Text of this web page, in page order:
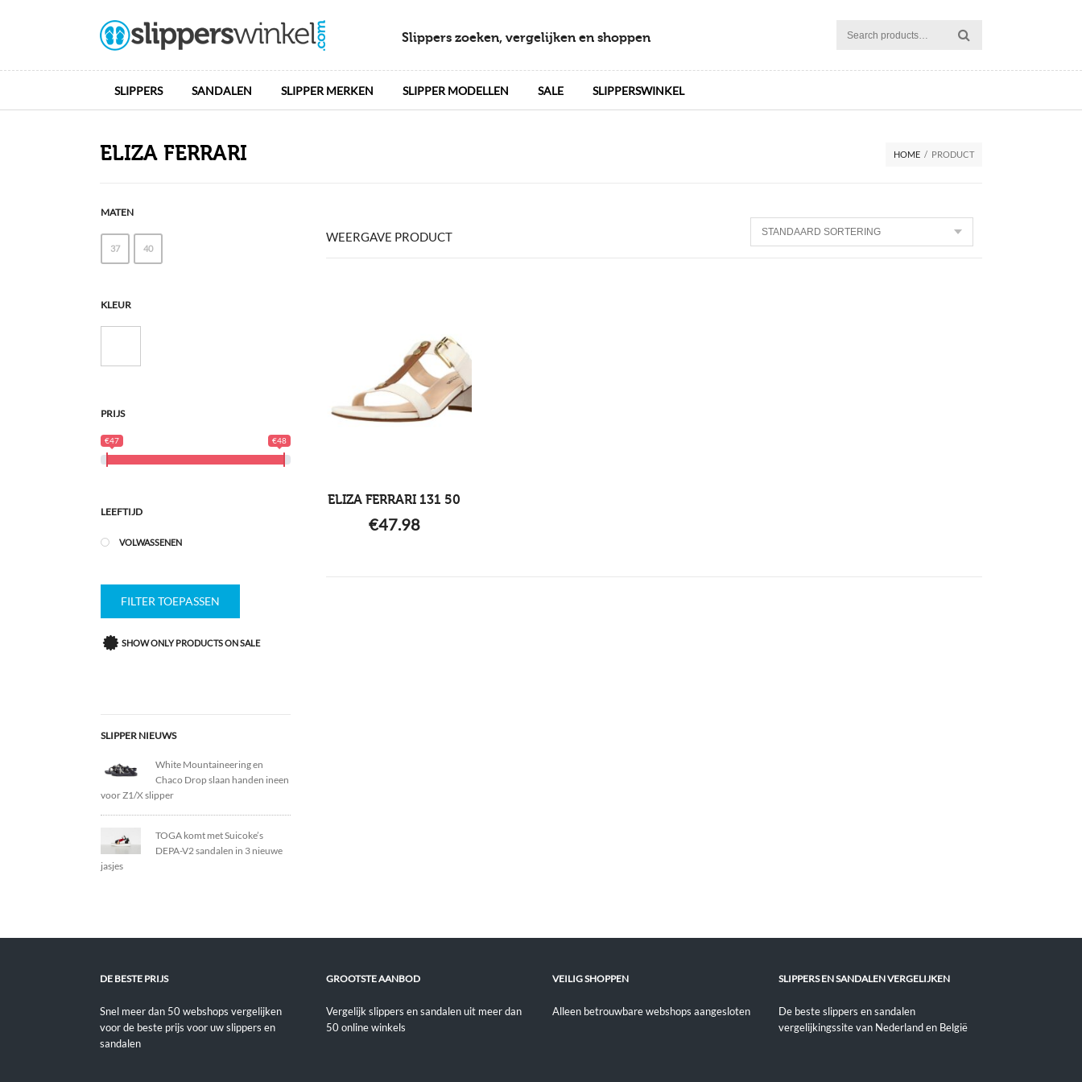
Slippers zoeken, vergelijken en shoppen
SLIPPERS SANDALEN SLIPPER MERKEN SLIPPER MODELLEN SALE SLIPPERSWINKEL
ELIZA FERRARI HOME / PRODUCT
WEERGAVE PRODUCT
ELIZA FERRARI 131 50
€47.98
MATEN
37 40
KLEUR
PRIJS
€47 €48
LEEFTIJD
VOLWASSENEN
FILTER TOEPASSEN
SHOW ONLY PRODUCTS ON SALE
SLIPPER NIEUWS
White Mountaineering en
Chaco Drop slaan handen ineen
voor Z1/X slipper
TOGA komt met Suicoke’s
DEPA-V2 sandalen in 3 nieuwe
jasjes
DE BESTE PRIJS
Snel meer dan 50 webshops vergelijken
voor de beste prijs voor uw slippers en
sandalen
GROOTSTE AANBOD
Vergelijk slippers en sandalen uit meer dan
50 online winkels
VEILIG SHOPPEN
Alleen betrouwbare webshops aangesloten
SLIPPERS EN SANDALEN VERGELIJKEN
De beste slippers en sandalen
vergelijkingssite van Nederland en België